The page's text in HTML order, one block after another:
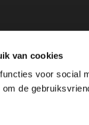
van cookies
voor social
de